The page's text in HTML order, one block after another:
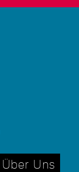
Über Uns